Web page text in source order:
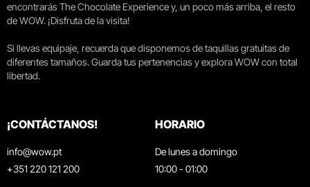
encontrarás The Chocolate Experience y, un poco más arriba, el resto
de WOW. ¡Disfruta de la visita!
Si llevas equipaje, recuerda que disponemos de taquillas gratuitas de
diferentes tamaños. Guarda tus pertenencias y explora WOW con total
libertad.
¡CONTÁCTANOS!
info@wow.pt
+351 220 121 200
HORARIO
De lunes a domingo
10:00 - 01:00